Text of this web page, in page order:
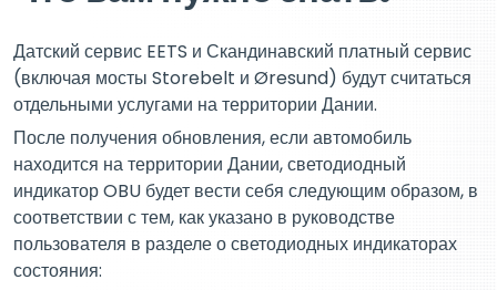
Датский сервис EETS и Скандинавский платный сервис
(включая мосты Storebelt и Øresund) будут считаться
отдельными услугами на территории Дании.
После получения обновления, если автомобиль
находится на территории Дании, светодиодный
индикатор OBU будет вести себя следующим образом, в
соответствии с тем, как указано в руководстве
пользователя в разделе о светодиодных индикаторах
состояния: